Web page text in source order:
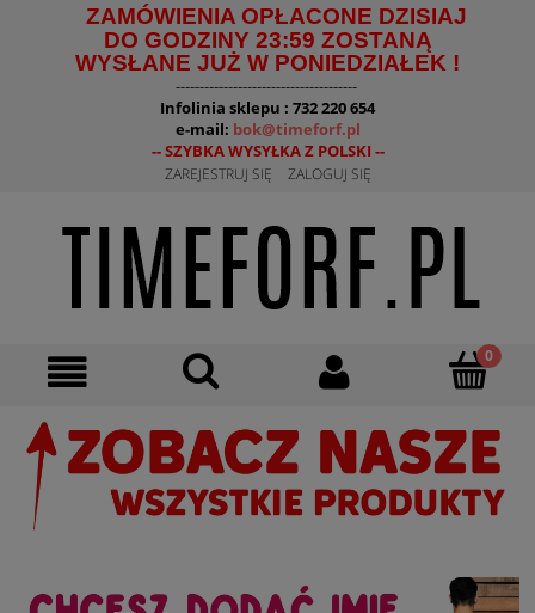
ZAMÓWIENIA OPŁACONE DZISIAJ
DO GODZINY 23:59 ZOSTANĄ
WYSŁANE JUŻ W PONIEDZIAŁEK !
--------------------------------------
Infolinia sklepu : 732 220 654
e-mail: bok@timeforf.pl
-- SZYBKA WYSYŁKA Z POLSKI --
ZAREJESTRUJ SIĘ ZALOGUJ SIĘ